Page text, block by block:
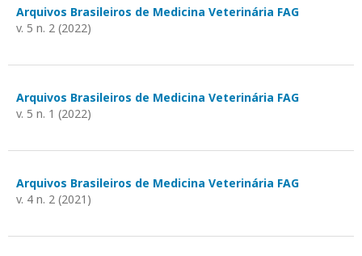
Arquivos Brasileiros de Medicina Veterinária FAG
v. 5 n. 2 (2022)
Arquivos Brasileiros de Medicina Veterinária FAG
v. 5 n. 1 (2022)
Arquivos Brasileiros de Medicina Veterinária FAG
v. 4 n. 2 (2021)